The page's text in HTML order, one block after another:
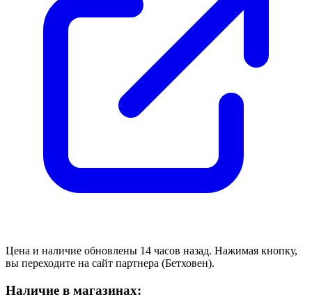
Цена и наличие обновлены 14 часов назад. Нажимая кнопку,
вы переходите на сайт партнера (Бетховен).
Наличие в магазинах: